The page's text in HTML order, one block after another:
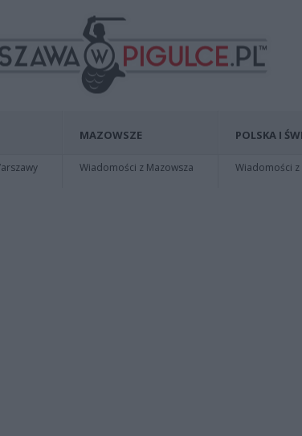
MAZOWSZE
Wiadomości z Mazowsza
POLSKA I
Wiadomości z